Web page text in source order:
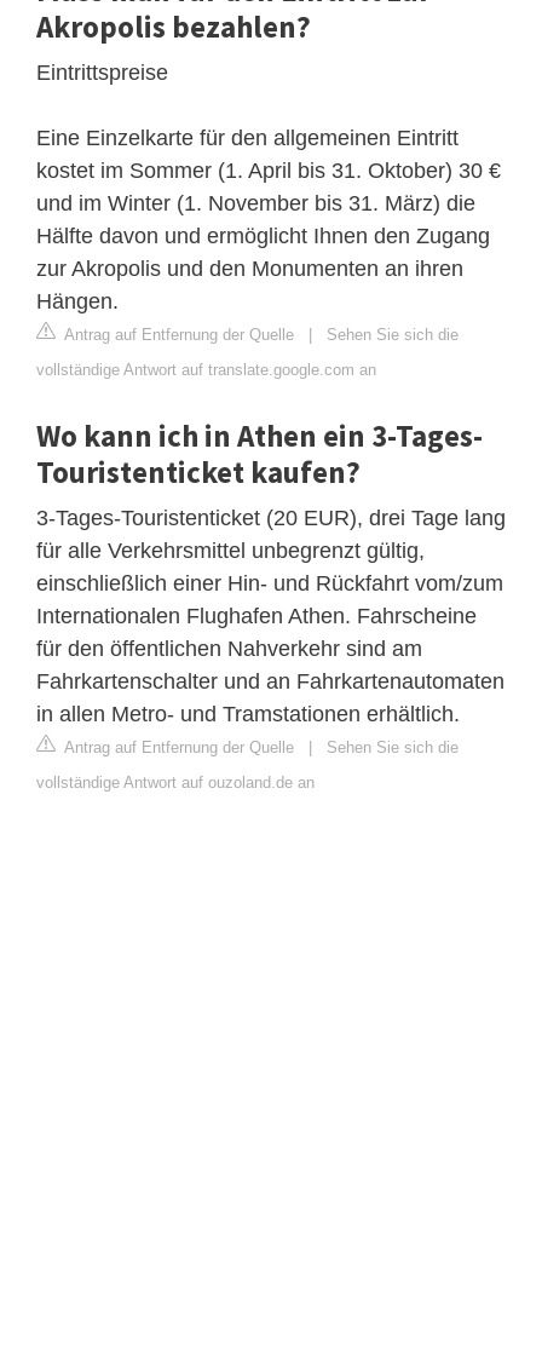
Akropolis bezahlen?
Eintrittspreise
Eine Einzelkarte für den allgemeinen Eintritt
kostet im Sommer (1. April bis 31. Oktober) 30 €
und im Winter (1. November bis 31. März) die
Hälfte davon und ermöglicht Ihnen den Zugang
zur Akropolis und den Monumenten an ihren
Hängen.
Antrag auf Entfernung der Quelle | Sehen Sie sich die
vollständige Antwort auf translate.google.com an
Wo kann ich in Athen ein 3-Tages-
Touristenticket kaufen?
3-Tages-Touristenticket (20 EUR), drei Tage lang
für alle Verkehrsmittel unbegrenzt gültig,
einschließlich einer Hin- und Rückfahrt vom/zum
Internationalen Flughafen Athen. Fahrscheine
für den öffentlichen Nahverkehr sind am
Fahrkartenschalter und an Fahrkartenautomaten
in allen Metro- und Tramstationen erhältlich.
Antrag auf Entfernung der Quelle | Sehen Sie sich die
vollständige Antwort auf ouzoland.de an